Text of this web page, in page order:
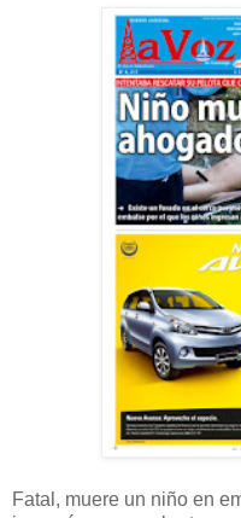
Fatal, muere un niño en